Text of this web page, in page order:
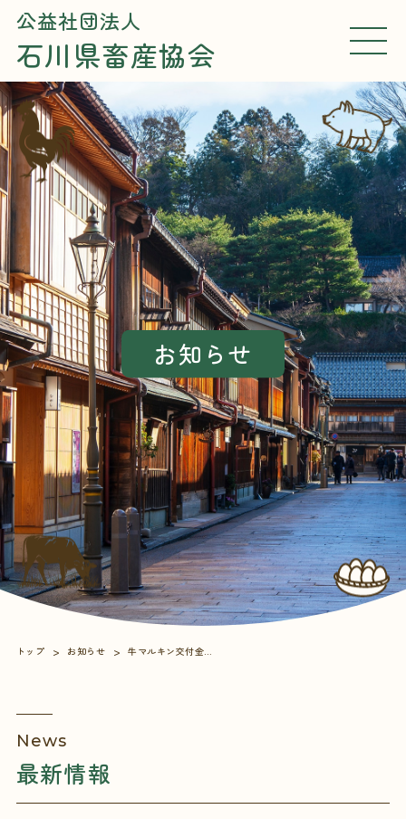
公益社団法人
石川県畜産協会
MEN
お知らせ
トップ お知らせ 牛マルキン交付金単価（公表）
News
最新情報